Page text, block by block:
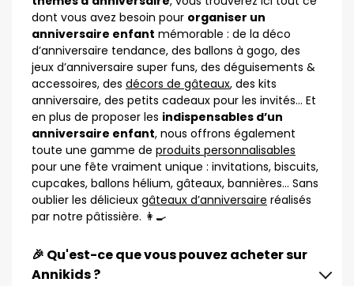
dont vous avez besoin pour organiser un
anniversaire enfant mémorable : de la déco
d’anniversaire tendance, des ballons à gogo, des
jeux d’anniversaire super funs, des déguisements &
accessoires, des décors de gâteaux, des kits
anniversaire, des petits cadeaux pour les invités… Et
en plus de proposer les indispensables d’un
anniversaire enfant, nous offrons également
toute une gamme de produits personnalisables
pour une fête vraiment unique : invitations, biscuits,
cupcakes, ballons hélium, gâteaux, bannières… Sans
oublier les délicieux gâteaux d’anniversaire réalisés
par notre pâtissière. 👩‍🍳
🎉 Qu'est-ce que vous pouvez acheter sur
Annikids ?